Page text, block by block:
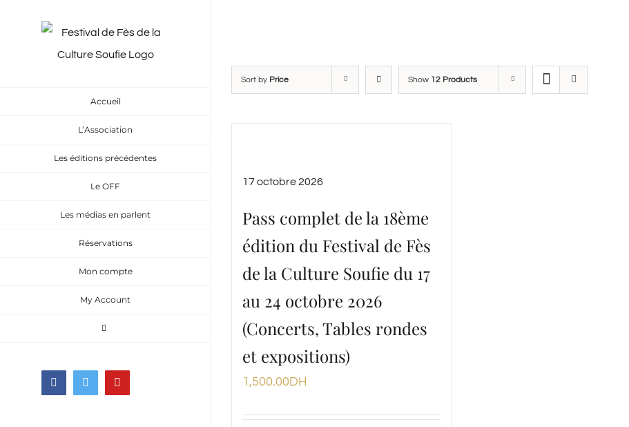
Accueil
L’Association
Les éditions précédentes
Le OFF
Les médias en parlent
Réservations
Mon compte
My Account
FacebookTwitter
Sort by Price Show 12 Products
17 octobre 2026
Pass complet de la 18ème
édition du Festival de Fès
de la Culture Soufie du 17
au 24 octobre 2026
(Concerts, Tables rondes
et expositions)
1,500.00DH